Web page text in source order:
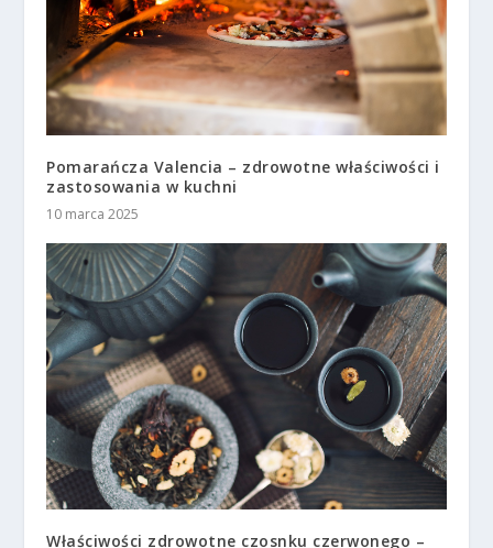
Pomarańcza Valencia – zdrowotne właściwości i
zastosowania w kuchni
10 marca 2025
Właściwości zdrowotne czosnku czerwonego –